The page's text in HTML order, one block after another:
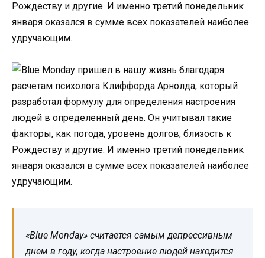
Рождеству и другие. И именно третий понедельник
января оказался в сумме всех показателей наиболее
удручающим.
«Blue Monday» считается самым депрессивным
днем в году, когда настроение людей находится